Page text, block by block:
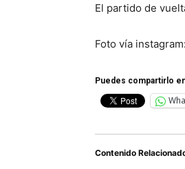
El partido de
Foto vía
Puedes compartirlo
Contenido